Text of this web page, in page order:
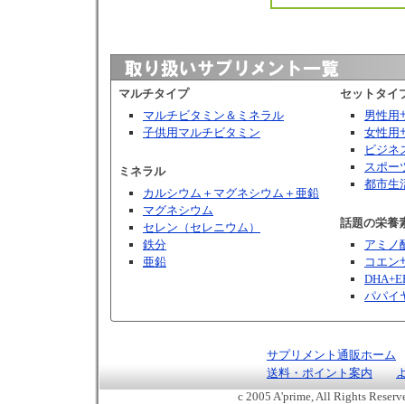
マルチタイプ
マルチビタミン＆ミネラル
子供用マルチビタミン
ミネラル
カルシウム＋マグネシウム＋亜鉛
マグネシウム
セレン（セレニウム）
鉄分
亜鉛
セットタイ
男性用
女性用
ビジネ
スポー
都市生
話題の栄養
アミノ
コエン
パパイ
サプリメント通販ホーム
送料・ポイント案内
c 2005 A'prime, All Rights